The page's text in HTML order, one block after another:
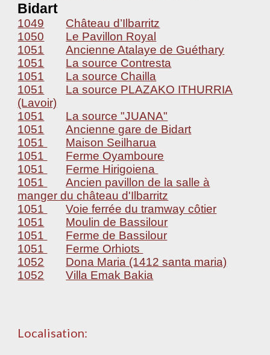
Bidart
1049
Château d’Ilbarritz
1050
Le Pavillon Royal
1051
Ancienne Atalaye de Guéthary
1051
La source Contresta
1051
La source Chailla
1051
La source PLAZAKO ITHURRIA
(Lavoir)
1051
La source "JUANA"
1051
Ancienne gare de Bidart
1051
Maison Seilharua
1051
Ferme Oyamboure
1051
Ferme Hirigoiena
1051
Ancien pavillon de la salle à
manger du château d'Ilbarritz
1051
Voie ferrée du tramway côtier
1051
Moulin de Bassilour
1051
Ferme de Bassilour
1051
Ferme Orhiots
1052
Dona Maria (1412 santa maria)
1052
Villa Emak Bakia
Localisation: